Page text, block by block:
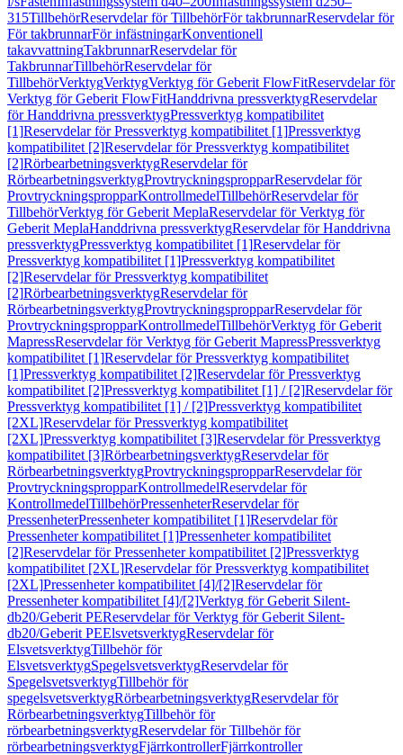
315TillbehörReservdelar för TillbehörFör takbrunnarReservdelar för
För takbrunnarFör infästningarKonventionell
takavvattningTakbrunnarReservdelar för
TakbrunnarTillbehörReservdelar för
TillbehörVerktygVerktygVerktyg för Geberit FlowFitReservdelar för
Verktyg för Geberit FlowFitHanddrivna pressverktygReservdelar
för Handdrivna pressverktygPressverktyg kompatibilitet
[1]Reservdelar för Pressverktyg kompatibilitet [1]Pressverktyg
kompatibilitet [2]Reservdelar för Pressverktyg kompatibilitet
[2]RörbearbetningsverktygReservdelar för
RörbearbetningsverktygProvtryckningspropparReservdelar för
ProvtryckningspropparKontrollmedelTillbehörReservdelar för
TillbehörVerktyg för Geberit MeplaReservdelar för Verktyg för
Geberit MeplaHanddrivna pressverktygReservdelar för Handdrivna
pressverktygPressverktyg kompatibilitet [1]Reservdelar för
Pressverktyg kompatibilitet [1]Pressverktyg kompatibilitet
[2]Reservdelar för Pressverktyg kompatibilitet
[2]RörbearbetningsverktygReservdelar för
RörbearbetningsverktygProvtryckningspropparReservdelar för
ProvtryckningspropparKontrollmedelTillbehörVerktyg för Geberit
MapressReservdelar för Verktyg för Geberit MapressPressverktyg
kompatibilitet [1]Reservdelar för Pressverktyg kompatibilitet
[1]Pressverktyg kompatibilitet [2]Reservdelar för Pressverktyg
kompatibilitet [2]Pressverktyg kompatibilitet [1] / [2]Reservdelar för
Pressverktyg kompatibilitet [1] / [2]Pressverktyg kompatibilitet
[2XL]Reservdelar för Pressverktyg kompatibilitet
[2XL]Pressverktyg kompatibilitet [3]Reservdelar för Pressverktyg
kompatibilitet [3]RörbearbetningsverktygReservdelar för
RörbearbetningsverktygProvtryckningspropparReservdelar för
ProvtryckningspropparKontrollmedelReservdelar för
KontrollmedelTillbehörPressenheterReservdelar för
PressenheterPressenheter kompatibilitet [1]Reservdelar för
Pressenheter kompatibilitet [1]Pressenheter kompatibilitet
[2]Reservdelar för Pressenheter kompatibilitet [2]Pressverktyg
kompatibilitet [2XL]Reservdelar för Pressverktyg kompatibilitet
[2XL]Pressenheter kompatibilitet [4]/[2]Reservdelar för
Pressenheter kompatibilitet [4]/[2]Verktyg för Geberit Silent-
db20/Geberit PEReservdelar för Verktyg för Geberit Silent-
db20/Geberit PEElsvetsverktygReservdelar för
ElsvetsverktygTillbehör för
ElsvetsverktygSpegelsvetsverktygReservdelar för
SpegelsvetsverktygTillbehör för
spegelsvetsverktygRörbearbetningsverktygReservdelar för
RörbearbetningsverktygTillbehör för
rörbearbetningsverktygReservdelar för Tillbehör för
rörbearbetningsverktygFjärrkontrollerFjärrkontroller